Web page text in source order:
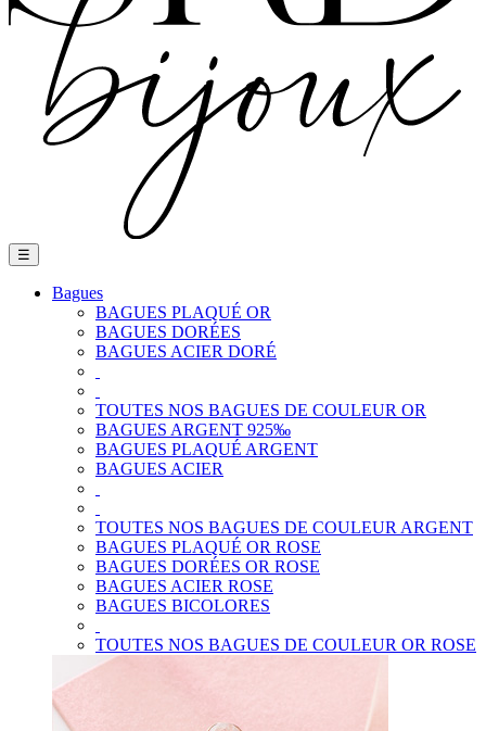
Basculer
la
navigation
☰
Bagues
BAGUES PLAQUÉ OR
BAGUES DORÉES
BAGUES ACIER DORÉ
TOUTES NOS BAGUES DE COULEUR OR
BAGUES ARGENT 925‰
BAGUES PLAQUÉ ARGENT
BAGUES ACIER
TOUTES NOS BAGUES DE COULEUR ARGENT
BAGUES PLAQUÉ OR ROSE
BAGUES DORÉES OR ROSE
BAGUES ACIER ROSE
BAGUES BICOLORES
TOUTES NOS BAGUES DE COULEUR OR ROSE